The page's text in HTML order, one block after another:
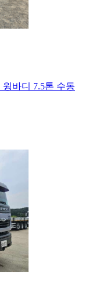
바디 7.5톤 수동